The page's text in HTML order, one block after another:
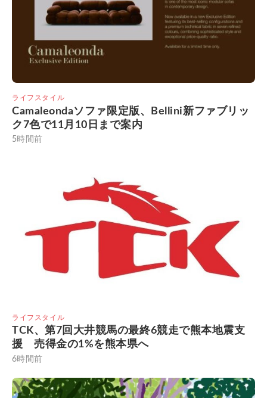
ライフスタイル
Camaleondaソファ限定版、Bellini新ファブリッ
ク7色で11月10日まで案内
5時間前
ライフスタイル
TCK、第7回大井競馬の最終6競走で熊本地震支
援 売得金の1%を熊本県へ
6時間前